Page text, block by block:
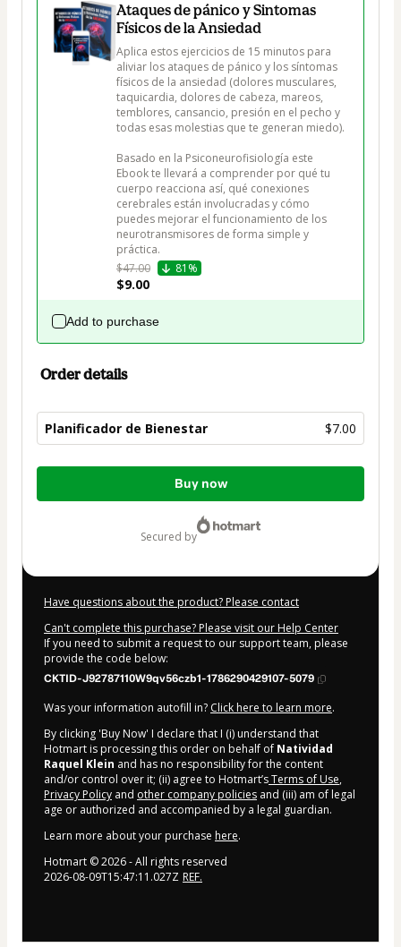
Ataques de pánico y Sintomas
Físicos de la Ansiedad
Aplica estos ejercicios de 15 minutos para
aliviar los ataques de pánico y los síntomas
físicos de la ansiedad (dolores musculares,
taquicardia, dolores de cabeza, mareos,
temblores, cansancio, presión en el pecho y
todas esas molestias que te generan miedo).
Basado en la Psiconeurofisiología este
Ebook te llevará a comprender por qué tu
cuerpo reacciona así, qué conexiones
cerebrales están involucradas y cómo
puedes mejorar el funcionamiento de los
neurotransmisores de forma simple y
práctica.
$47.00
81%
$9.00
Add to purchase
Order details
Planificador de Bienestar $7.00
Total
Buy now
secured by
Have questions about the product? Please contact
Can't complete this purchase? Please visit our Help Center
If you need to submit a request to our support team, please
provide the code below:
CKTID-J92787110W9qv56czb1-1786290429107-5079
Was your information autofill in? Click here to learn more.
By clicking 'Buy Now' I declare that I (i) understand that
Hotmart is processing this order on behalf of Natividad
Raquel Klein and has no responsibility for the content
and/or control over it; (ii) agree to Hotmart’sTerms of Use,
Privacy Policy and other company policies and (iii) am of legal
age or authorized and accompanied by a legal guardian.
Learn more about your purchase here.
Hotmart ©2026- All rights reserved
2026-08-09T15:47:11.027Z REF.